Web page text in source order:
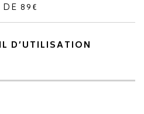
89€
D’UTILISATION